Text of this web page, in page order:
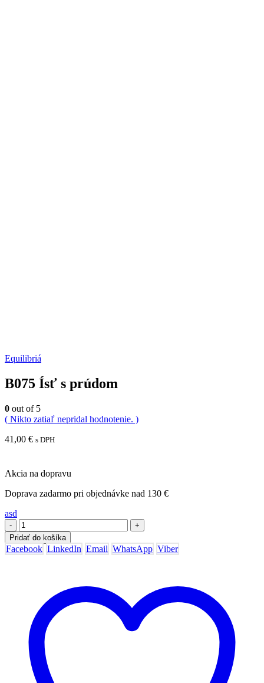
Equilibriá
B075 Ísť s prúdom
0 out of 5
( Nikto zatiaľ nepridal hodnotenie. )
41,00 € s DPH
Akcia na dopravu
Doprava zadarmo pri objednávke nad 130 €
asd
-
+
Pridať do košíka
Facebook LinkedIn Email WhatsApp Viber